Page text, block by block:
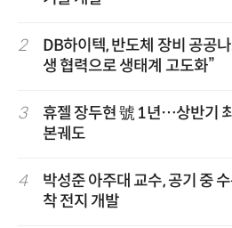
2
DB하이텍, 반도체 장비 공공
생 협력으로 생태계 고도화”
3
휴젤 장두현 號 1년…상반기
본궤도
4
박성준 아주대 교수, 공기 중
착 전지 개발